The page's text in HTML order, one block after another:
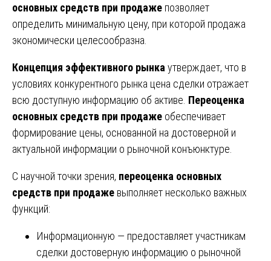
основных средств при продаже позволяет
определить минимальную цену, при которой продажа
экономически целесообразна.
Концепция эффективного рынка утверждает, что в
условиях конкурентного рынка цена сделки отражает
всю доступную информацию об активе. Переоценка
основных средств при продаже обеспечивает
формирование цены, основанной на достоверной и
актуальной информации о рыночной конъюнктуре.
С научной точки зрения, переоценка основных
средств при продаже выполняет несколько важных
функций:
Информационную — предоставляет участникам
сделки достоверную информацию о рыночной